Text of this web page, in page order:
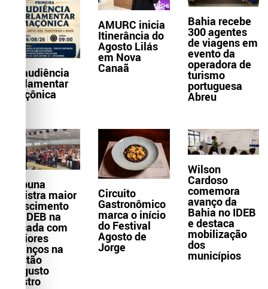
1ª audiência
parlamentar
maçônica
AMURC inicia
Itinerância do
Agosto Lilás
em Nova
Canaã
Bahia recebe
300 agentes
de viagens em
evento da
operadora de
turismo
portuguesa
Abreu
Itabuna
registra maior
crescimento
do IDEB na
década com
maiores
avanços na
gestão
Augusto
Castro
Circuito
Gastronômico
marca o início
do Festival
Agosto de
Jorge
Wilson
Cardoso
comemora
avanço da
Bahia no IDEB
e destaca
mobilização
dos
municípios